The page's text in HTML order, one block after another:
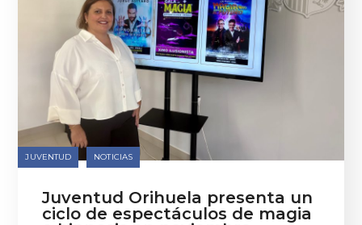
JUVENTUD NOTICIAS
Juventud Orihuela presenta un
ciclo de espectáculos de magia